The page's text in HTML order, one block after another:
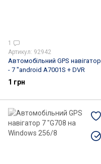
1
Артикул: 92942
Автомобільний GPS навігатор
- 7 "android A7001S + DVR
1 грн